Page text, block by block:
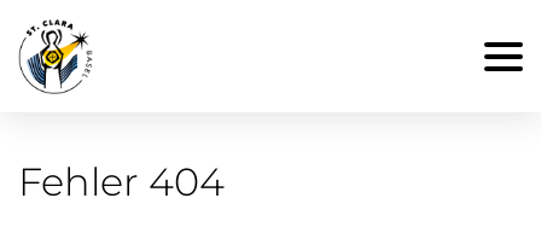
Fehler 404